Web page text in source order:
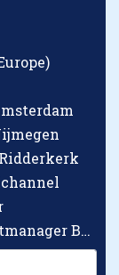
Checkpoint Systems Key Accountmanager Benelux